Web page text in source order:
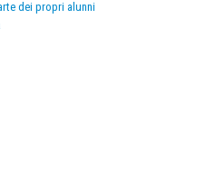
dei propri alunni